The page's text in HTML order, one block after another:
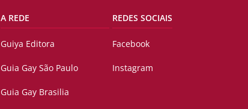
A REDE
Guiya Editora
Guia Gay São Paulo
Guia Gay Brasilia
REDES SOCIAIS
Facebook
Instagram